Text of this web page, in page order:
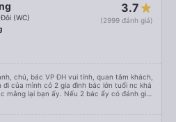
(WC)
3.7
(2999 đánh giá)
chú, bác VP ĐH vui tính, quan tâm khách,
mắng lại bạn ấy. Nếu 2 bác ấy có đánh giá
nhắc nhở rất đúng. 2 bác nói rất to. To